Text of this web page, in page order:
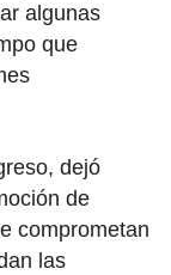
algunas
que
dejó
de
comprometan
las